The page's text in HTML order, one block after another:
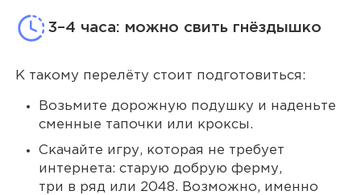
3–4 часа: можно свить гнёздышко
К такому перелёту стоит подготовиться:
Возьмите дорожную подушку и наденьте
сменные тапочки или кроксы.
Скачайте игру, которая не требует
интернета: старую добрую ферму,
три в ряд или 2048. Возможно, именно